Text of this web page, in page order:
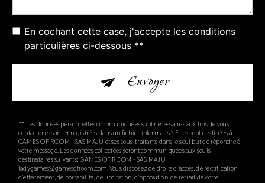
En cochant cette case, j'accepte les conditions
particulières ci-dessous **
Envoyer
** Les données personnelles communiquées sont nécessaires aux fins de vous
contacter et sont enregistrées dans un fichier informatisé. Elles sont destinées à
GAMES OF ROOM - SAS MAJU et ses sous-traitants dans le seul but de répondre à
votre message. Les données collectées seront communiquées aux seuls
destinataires suivants: GAMES OF ROOM - SAS MAJU
ladygames@gamesofroom.com. Vous disposez de droits d’accès, de rectification,
d’effacement, de portabilité, de limitation, d’opposition, de retrait de votre